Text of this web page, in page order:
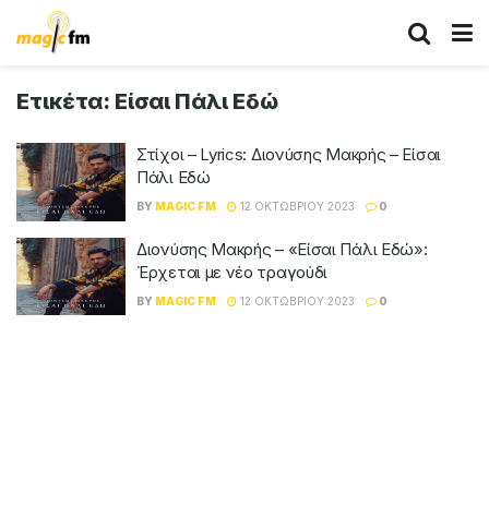
Ετικέτα: Είσαι Πάλι Εδώ
Στίχοι – Lyrics: Διονύσης Μακρής – Είσαι
Πάλι Εδώ
BY MAGIC FM 12 ΟΚΤΩΒΡΊΟΥ 2023 0
Διονύσης Μακρής – «Είσαι Πάλι Εδώ»:
Έρχεται με νέο τραγούδι
BY MAGIC FM 12 ΟΚΤΩΒΡΊΟΥ 2023 0